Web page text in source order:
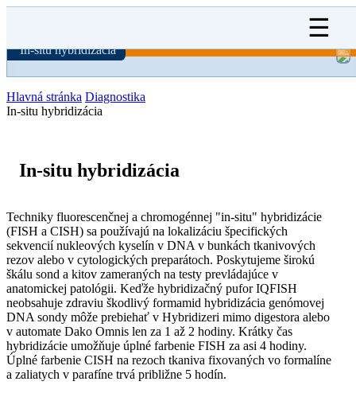
☰
In-situ hybridizácia
Hlavná stránka Diagnostika
In-situ hybridizácia
In-situ hybridizácia
Techniky fluorescenčnej a chromogénnej "in-situ" hybridizácie
(FISH a CISH) sa používajú na lokalizáciu špecifických
sekvencií nukleových kyselín v DNA v bunkách tkanivových
rezov alebo v cytologických preparátoch. Poskytujeme širokú
škálu sond a kitov zameraných na testy prevládajúce v
anatomickej patológii. Keďže hybridizačný pufor IQFISH
neobsahuje zdraviu škodlivý formamid hybridizácia genómovej
DNA sondy môže prebiehať v Hybridizeri mimo digestora alebo
v automate Dako Omnis len za 1 až 2 hodiny. Krátky čas
hybridizácie umožňuje úplné farbenie FISH za asi 4 hodiny.
Úplné farbenie CISH na rezoch tkaniva fixovaných vo formalíne
a zaliatych v parafíne trvá približne 5 hodín.